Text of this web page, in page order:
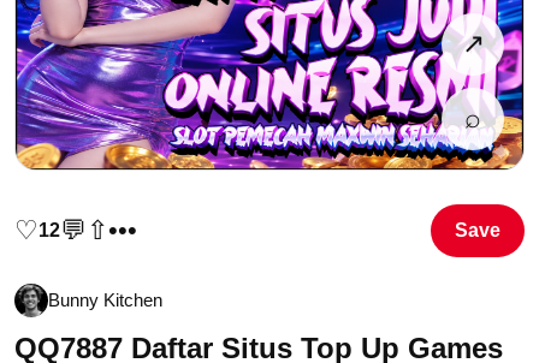
↗
⌕
♡12💬 ⇧••• Save
Bunny Kitchen
QQ7887 Daftar Situs Top Up Games